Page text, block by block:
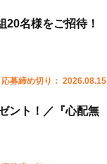
20名様をご招待！
応募締め切り： 2026.08.15
ント！／『心配無